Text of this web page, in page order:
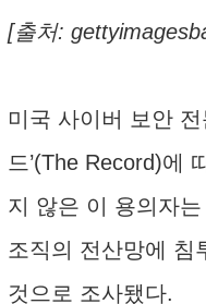
[출처:
미국 사이버 보안
드’(The Record)에
지 않은 이 용의자
조직의 전산망에 침
것으로 조사됐다.